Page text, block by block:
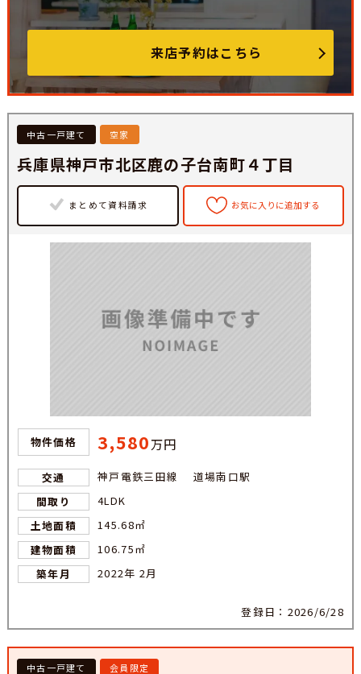
来店予約はこちら
中古一戸建て 空家
兵庫県神戸市北区鹿の子台南町４丁目
まとめて資料請求 お気に入りに追加する
物件価格 3,580万円
交通
神戸電鉄三田線 道場南口駅
間取り
4LDK
土地面積
145.68㎡
建物面積
106.75㎡
築年月
2022年 2月
登録日：2026/6/28
中古一戸建て 会員限定